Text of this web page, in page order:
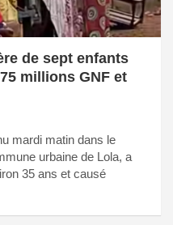
de sept enfants
millions GNF et
mardi matin dans le
urbaine de Lola, a
35 ans et causé